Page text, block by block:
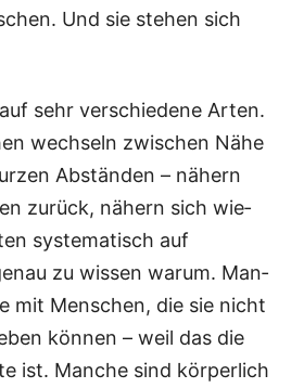
Und sie ste­hen sich
sehr ver­schie­de­ne Arten.
wech­seln zwi­schen Nähe
Abstän­den – nähern
zurück, nähern sich wie­
sys­te­ma­tisch auf
zu wis­sen war­um. Man­
mit Men­schen, die sie nicht
kön­nen – weil das die
ist. Man­che sind kör­per­lich